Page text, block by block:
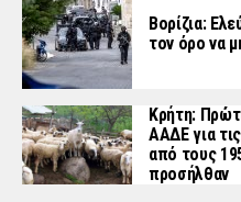
Βορίζια:
τον όρο να
Κρήτη:
ΑΑΔΕ για
από τους
προσήλθαν